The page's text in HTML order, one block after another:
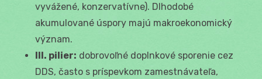
vyvážené, konzervatívne). Dlhodobé
akumulované úspory majú makroekonomický
význam.
III. pilier: dobrovoľné doplnkové sporenie cez
DDS, často s príspevkom zamestnávateľa,